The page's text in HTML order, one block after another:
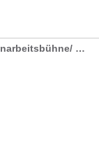
Scherenbühnen/ Scherenarbeitsbühne/ GS-3246 / Elektro